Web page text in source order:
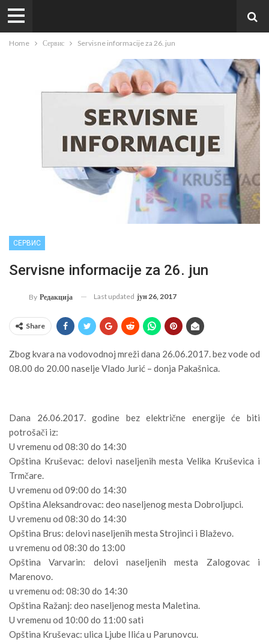
Home Сервис Servisne informacije za 26. jun
СЕРВИС
Servisne informacije za 26. jun
By Редакција Last updated јун 26, 2017
Share
Zbog kvara na vodovodnoj mreži dana 26.06.2017. bez vode od
08.00 do 20.00 naselje Vlado Jurić – donja Pakašnica.
Dana 26.06.2017. godine bez električne energije će biti
potrošači iz:
U vremenu od 08:30 do 14:30
Opština Kruševac: delovi naseljenih mesta Velika Kruševica i
Trmčare.
U vremenu od 09:00 do 14:30
Opština Aleksandrovac: deo naseljenog mesta Dobroljupci.
U vremenu od 08:30 do 14:30
Opština Brus: delovi naseljenih mesta Strojinci i Blaževo.
u vremenu od 08:30 do 13:00
Opština Varvarin: delovi naseljenih mesta Zalogovac i
Marenovo.
u vremenu od: 08:30 do 14:30
Opština Ražanj: deo naseljenog mesta Maletina.
U vremenu od 10:00 do 11:00 sati
Opština Kruševac: ulica Ljube Ilića u Parunovcu.